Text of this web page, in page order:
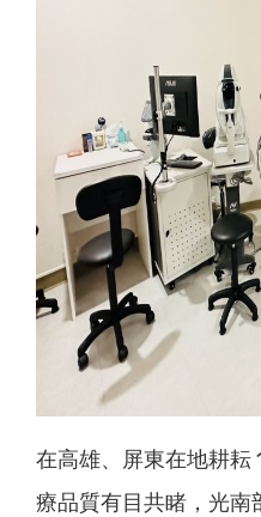
在高雄、屏東在地耕耘
療品質有目共睹，光南